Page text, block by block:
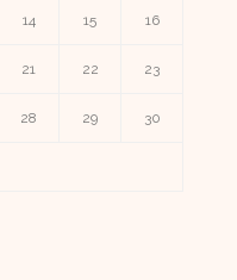
14 15 16
21 22 23
28 29 30